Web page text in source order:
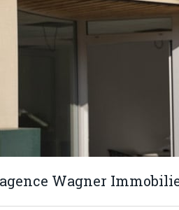
Wagner